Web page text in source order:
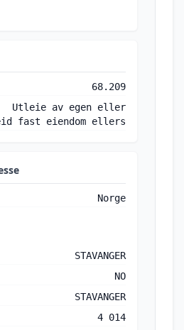
68.209
Utleie av egen eller
fast eiendom ellers
Norge
STAVANGER
NO
STAVANGER
4 014